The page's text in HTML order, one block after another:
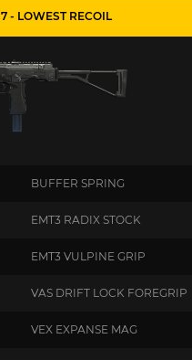
- LOWEST RECOIL
BUFFER SPRING
EMT3 RADIX STOCK
EMT3 VULPINE GRIP
VAS DRIFT LOCK FOREGRIP
VEX EXPANSE MAG